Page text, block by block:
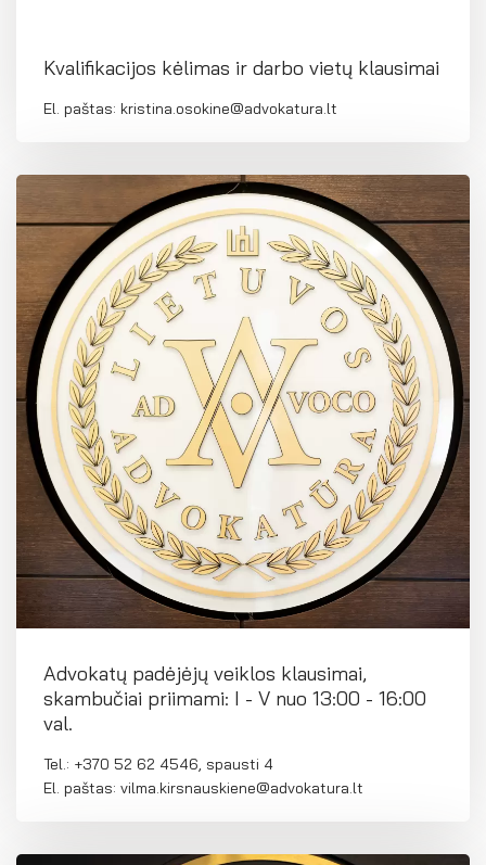
Kvalifikacijos kėlimas ir darbo vietų klausimai
El. paštas: kristina.osokine@advokatura.lt
Advokatų padėjėjų veiklos klausimai,
skambučiai priimami: I - V nuo 13:00 - 16:00
val.
Tel.: +370 52 62 4546, spausti 4
El. paštas: vilma.kirsnauskiene@advokatura.lt